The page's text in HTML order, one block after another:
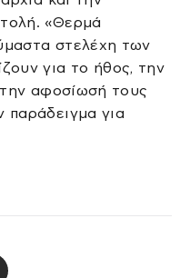
«Θερμά
στελέχη των
για το ήθος, την
την αφοσίωσή τους
για